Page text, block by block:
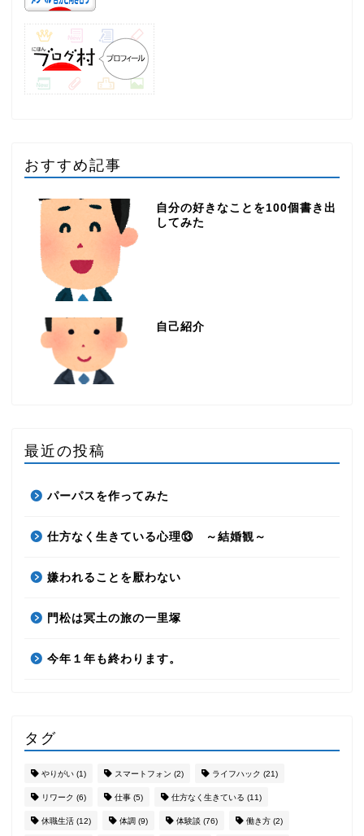
おすすめ記事
自分の好きなことを100個書き出
してみた
自己紹介
最近の投稿
パーパスを作ってみた
仕方なく生きている心理⑬ ～結婚観～
嫌われることを厭わない
門松は冥土の旅の一里塚
今年１年も終わります。
タグ
やりがい (1) スマートフォン (2) ライフハック (21)
リワーク (6) 仕事 (5) 仕方なく生きている (11)
休職生活 (12) 体調 (9) 体験談 (76) 働き方 (2)